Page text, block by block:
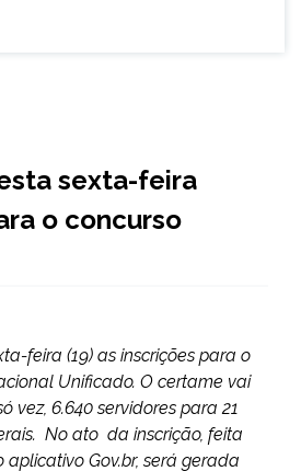
sexta-feira
o concurso
feira (19) as inscrições para o
Unificado. O certame vai
vez, 6.640 servidores para 21
No ato da inscrição, feita
Gov.br, será gerada